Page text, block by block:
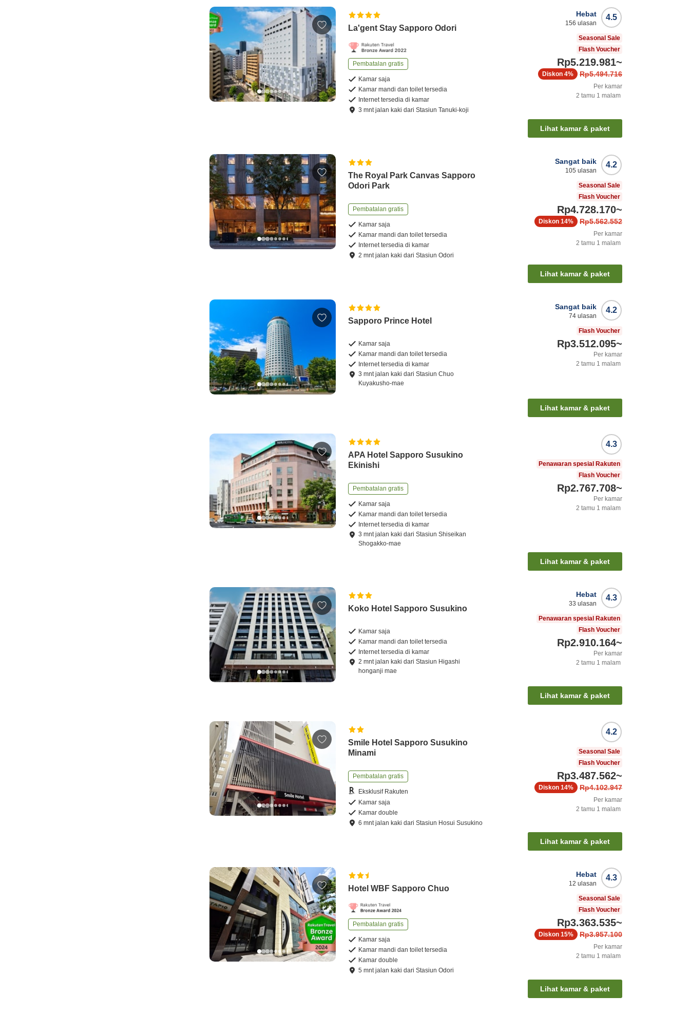
La'gent Stay Sapporo Odori
Pembatalan gratis
Kamar saja
Kamar mandi dan toilet tersedia
Internet tersedia di kamar
3 mntjalan kaki dariStasiun Tanuki-koji
4.5
Hebat
156 ulasan
Seasonal Sale
Flash Voucher
Rp5.219.981~
Rp5.494.716
Diskon 4%
Per kamar
2 tamu 1 malam
Lihat kamar & paket
The Royal Park Canvas Sapporo
Odori Park
Pembatalan gratis
Kamar saja
Kamar mandi dan toilet tersedia
Internet tersedia di kamar
2 mntjalan kaki dariStasiun Odori
4.2
Sangat baik
105 ulasan
Seasonal Sale
Flash Voucher
Rp4.728.170~
Rp5.562.552
Diskon 14%
Per kamar
2 tamu 1 malam
Lihat kamar & paket
Sapporo Prince Hotel
Kamar saja
Kamar mandi dan toilet tersedia
Internet tersedia di kamar
3 mntjalan kaki dariStasiun Chuo
Kuyakusho-mae
4.2
Sangat baik
74 ulasan
Flash Voucher
Rp3.512.095~
Per kamar
2 tamu 1 malam
Lihat kamar & paket
APA Hotel Sapporo Susukino
Ekinishi
Pembatalan gratis
Kamar saja
Kamar mandi dan toilet tersedia
Internet tersedia di kamar
3 mntjalan kaki dariStasiun Shiseikan
Shogakko-mae
4.3
Penawaran spesial Rakuten
Flash Voucher
Rp2.767.708~
Per kamar
2 tamu 1 malam
Lihat kamar & paket
Koko Hotel Sapporo Susukino
Kamar saja
Kamar mandi dan toilet tersedia
Internet tersedia di kamar
2 mntjalan kaki dariStasiun Higashi
honganji mae
4.3
Hebat
33 ulasan
Penawaran spesial Rakuten
Flash Voucher
Rp2.910.164~
Per kamar
2 tamu 1 malam
Lihat kamar & paket
Smile Hotel Sapporo Susukino
Minami
Pembatalan gratis
Eksklusif Rakuten
Kamar saja
Kamar double
6 mntjalan kaki dariStasiun Hosui Susukino
4.2
Seasonal Sale
Flash Voucher
Rp3.487.562~
Rp4.102.947
Diskon 14%
Per kamar
2 tamu 1 malam
Lihat kamar & paket
Hotel WBF Sapporo Chuo
Pembatalan gratis
Kamar saja
Kamar mandi dan toilet tersedia
Kamar double
5 mntjalan kaki dariStasiun Odori
4.3
Hebat
12 ulasan
Seasonal Sale
Flash Voucher
Rp3.363.535~
Rp3.957.100
Diskon 15%
Per kamar
2 tamu 1 malam
Lihat kamar & paket